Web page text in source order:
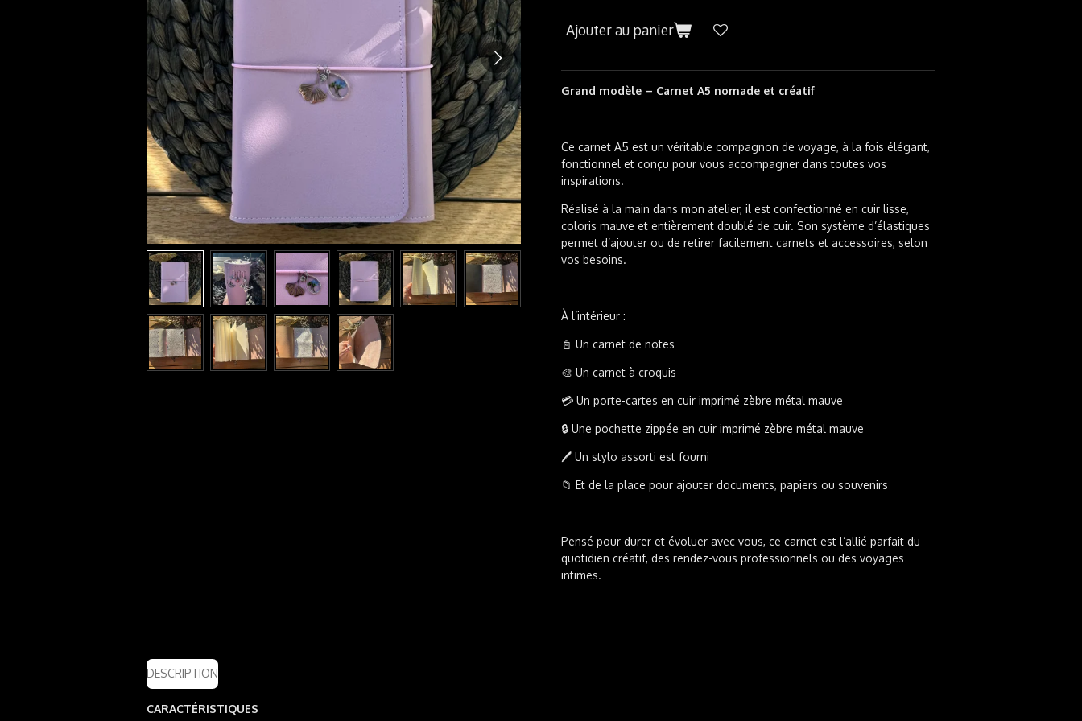
Ajouter au panier
Grand modèle – Carnet A5 nomade et créatif
Ce carnet A5 est un véritable compagnon de voyage, à la fois élégant,
fonctionnel et conçu pour vous accompagner dans toutes vos
inspirations.
Réalisé à la main dans mon atelier, il est confectionné en cuir lisse,
coloris mauve et entièrement doublé de cuir. Son système d’élastiques
permet d’ajouter ou de retirer facilement carnets et accessoires, selon
vos besoins.
À l’intérieur :
📓 Un carnet de notes
🎨 Un carnet à croquis
💳 Un porte-cartes en cuir imprimé zèbre métal mauve
🔒 Une pochette zippée en cuir imprimé zèbre métal mauve
🖊️ Un stylo assorti est fourni
📁 Et de la place pour ajouter documents, papiers ou souvenirs
Pensé pour durer et évoluer avec vous, ce carnet est l’allié parfait du
quotidien créatif, des rendez-vous professionnels ou des voyages
intimes.
DESCRIPTION
CARACTÉRISTIQUES